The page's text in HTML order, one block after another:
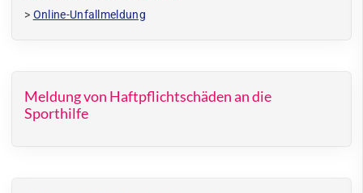
> Online-Unfallmeldung
Meldung von Haftpflichtschäden an die
Sporthilfe